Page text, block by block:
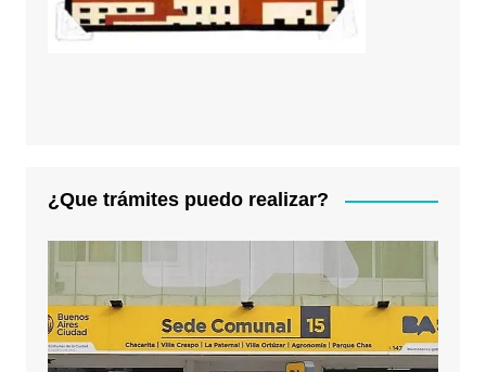
¿Que trámites puedo realizar?